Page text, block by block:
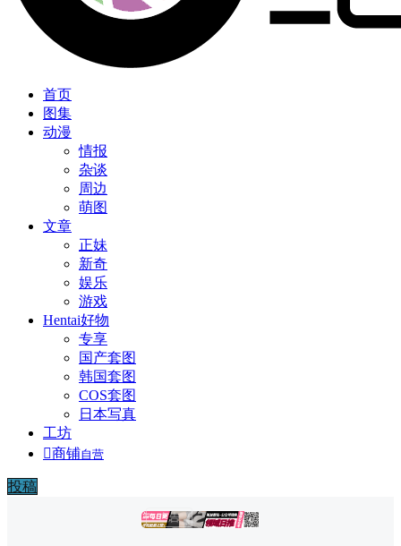
首页
图集
动漫
情报
杂谈
周边
萌图
文章
正妹
新奇
娱乐
游戏
Hentai好物
专享
国产套图
韩国套图
COS套图
日本写真
工坊
商铺自营
投稿
广告